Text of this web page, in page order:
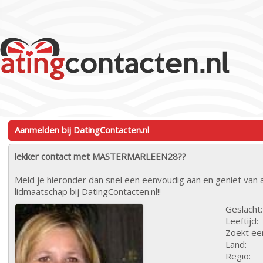
Aanmelden bij DatingContacten.nl
lekker contact met MASTERMARLEEN28??
Meld je hieronder dan snel een eenvoudig aan en geniet
lidmaatschap bij DatingContacten.nl!!
Geslacht:
Leeftijd:
Zoekt
Land:
Regio: